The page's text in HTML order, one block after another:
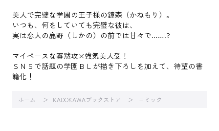
美人で完璧な学園の王子様の鐘森（かねもり）。
いつも、何をしていても完璧な彼は、
実は恋人の鹿野（しかの）の前では甘々で……!?
マイペースな寡黙攻×強気美人受！
ＳＮＳで話題の学園ＢＬが描き下ろしを加えて、待望の書
籍化！
ホーム KADOKAWAブックストア コミック